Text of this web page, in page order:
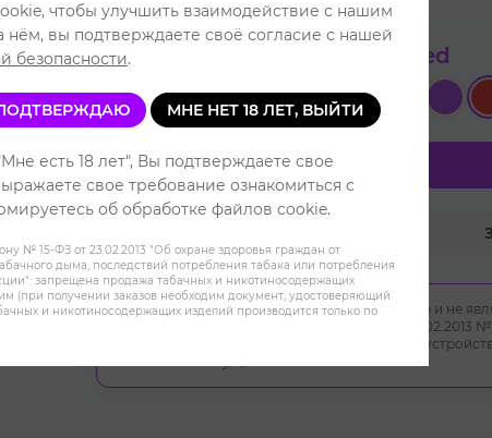
Red
18+. Информация носит справочный характер и не
соответствии с Федеральным законом от 23.02.2013
продажа никотиносодержащей продукции,
чтобы улучшить взаимодействие с нашим
нём, вы подтверждаете своё согласие с нашей
безопасности.
ПОДТВЕРЖДАЮ МНЕ НЕТ 18 ЛЕТ, ВЫЙТИ
есть 18 лет", Вы подтверждаете свое
свое требование ознакомиться с
об обработке файлов cookie.
№ 15-ФЗ от 23.02.2013 "Об охране здоровья граждан от
дыма, последствий потребления табака или потребления
запрещена продажа табачных и никотиносодержащих
(при получении заказов необходим документ, удостоверяющий
и никотиносодержащих изделий производится только по